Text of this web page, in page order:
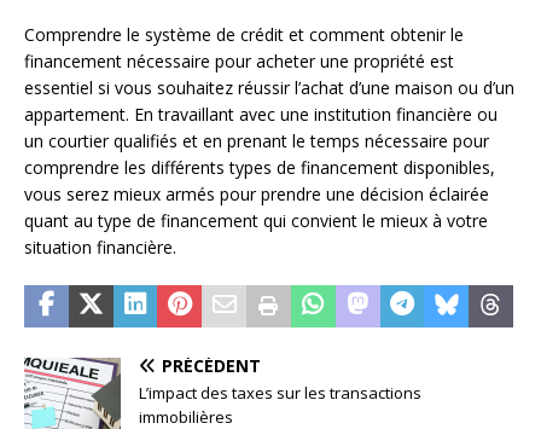
Comprendre le système de crédit et comment obtenir le
financement nécessaire pour acheter une propriété est
essentiel si vous souhaitez réussir l’achat d’une maison ou d’un
appartement. En travaillant avec une institution financière ou
un courtier qualifiés et en prenant le temps nécessaire pour
comprendre les différents types de financement disponibles,
vous serez mieux armés pour prendre une décision éclairée
quant au type de financement qui convient le mieux à votre
situation financière.
PRÉCÉDENT
L’impact des taxes sur les transactions
immobilières